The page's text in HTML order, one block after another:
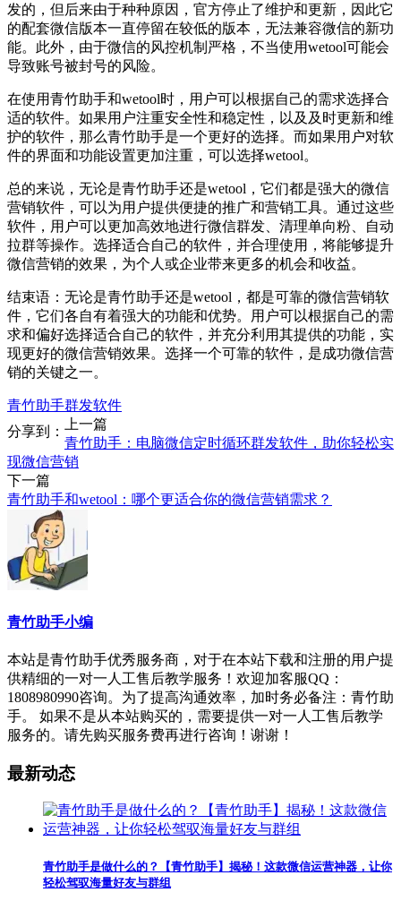
发的，但后来由于种种原因，官方停止了维护和更新，因此它
的配套微信版本一直停留在较低的版本，无法兼容微信的新功
能。此外，由于微信的风控机制严格，不当使用wetool可能会
导致账号被封号的风险。
在使用青竹助手和wetool时，用户可以根据自己的需求选择合
适的软件。如果用户注重安全性和稳定性，以及及时更新和维
护的软件，那么青竹助手是一个更好的选择。而如果用户对软
件的界面和功能设置更加注重，可以选择wetool。
总的来说，无论是青竹助手还是wetool，它们都是强大的微信
营销软件，可以为用户提供便捷的推广和营销工具。通过这些
软件，用户可以更加高效地进行微信群发、清理单向粉、自动
拉群等操作。选择适合自己的软件，并合理使用，将能够提升
微信营销的效果，为个人或企业带来更多的机会和收益。
结束语：无论是青竹助手还是wetool，都是可靠的微信营销软
件，它们各自有着强大的功能和优势。用户可以根据自己的需
求和偏好选择适合自己的软件，并充分利用其提供的功能，实
现更好的微信营销效果。选择一个可靠的软件，是成功微信营
销的关键之一。
青竹助手群发软件
分享到：
上一篇
青竹助手：电脑微信定时循环群发软件，助你轻松实
现微信营销
下一篇
青竹助手和wetool：哪个更适合你的微信营销需求？
青竹助手小编
本站是青竹助手优秀服务商，对于在本站下载和注册的用户提
供精细的一对一人工售后教学服务！欢迎加客服QQ：
1808980990咨询。为了提高沟通效率，加时务必备注：青竹助
手。 如果不是从本站购买的，需要提供一对一人工售后教学
服务的。请先购买服务费再进行咨询！谢谢！
最新动态
青竹助手是做什么的？【青竹助手】揭秘！这款微信运营神器，让你
轻松驾驭海量好友与群组